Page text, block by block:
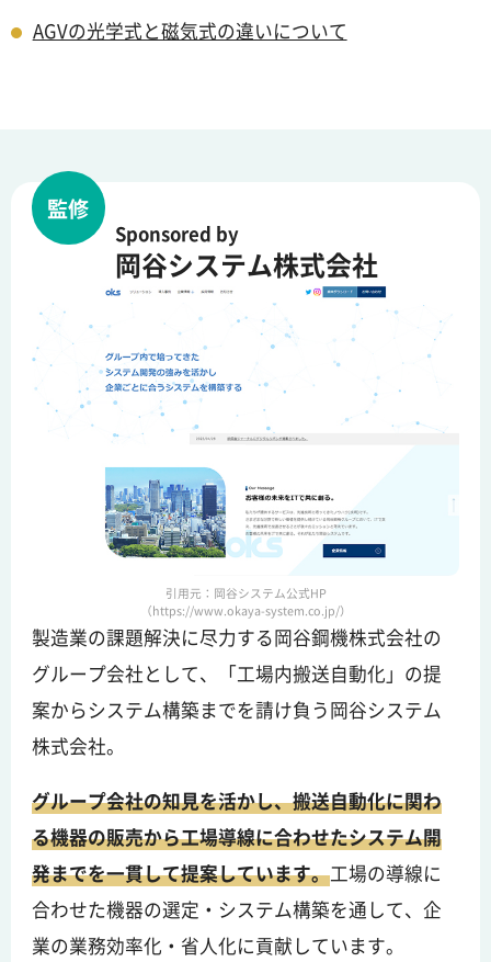
AGVの光学式と磁気式の違いについて
監修
Sponsored by
岡谷システム株式会社
引用元：岡谷システム公式HP
（https://www.okaya-system.co.jp/）
製造業の課題解決に尽力する岡谷鋼機株式会社の
グループ会社として、「工場内搬送自動化」の提
案からシステム構築までを請け負う岡谷システム
株式会社。
グループ会社の知見を活かし、搬送自動化に関わ
る機器の販売から工場導線に合わせたシステム開
発までを一貫して提案しています。工場の導線に
合わせた機器の選定・システム構築を通して、企
業の業務効率化・省人化に貢献しています。